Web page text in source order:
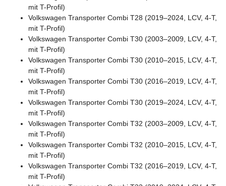
mit T-Profil)
Volkswagen Transporter Combi T28 (2019–2024, LCV, 4-T,
mit T-Profil)
Volkswagen Transporter Combi T30 (2003–2009, LCV, 4-T,
mit T-Profil)
Volkswagen Transporter Combi T30 (2010–2015, LCV, 4-T,
mit T-Profil)
Volkswagen Transporter Combi T30 (2016–2019, LCV, 4-T,
mit T-Profil)
Volkswagen Transporter Combi T30 (2019–2024, LCV, 4-T,
mit T-Profil)
Volkswagen Transporter Combi T32 (2003–2009, LCV, 4-T,
mit T-Profil)
Volkswagen Transporter Combi T32 (2010–2015, LCV, 4-T,
mit T-Profil)
Volkswagen Transporter Combi T32 (2016–2019, LCV, 4-T,
mit T-Profil)